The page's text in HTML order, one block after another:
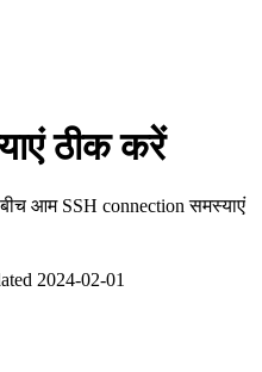
ठीक करें
आम SSH connection समस्याएं
2024-02-01